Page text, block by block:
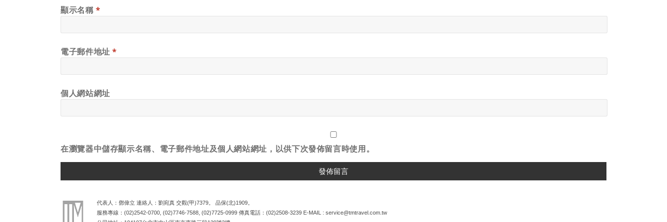
顯示名稱*
電子郵件地址*
個人網站網址
在瀏覽器中儲存顯示名稱、電子郵件地址及個人網站網址，以供下次發佈留言時使用。
代表人：鄧偉立 連絡人：劉宛真 交觀(甲)7379。 品保(北)1909。
服務專線： (02)2542-0700 (02)7746-7588 (02)7725-0999 傳真電話： (02)2508-3239 E-MAIL : service@tmtravel.com.tw